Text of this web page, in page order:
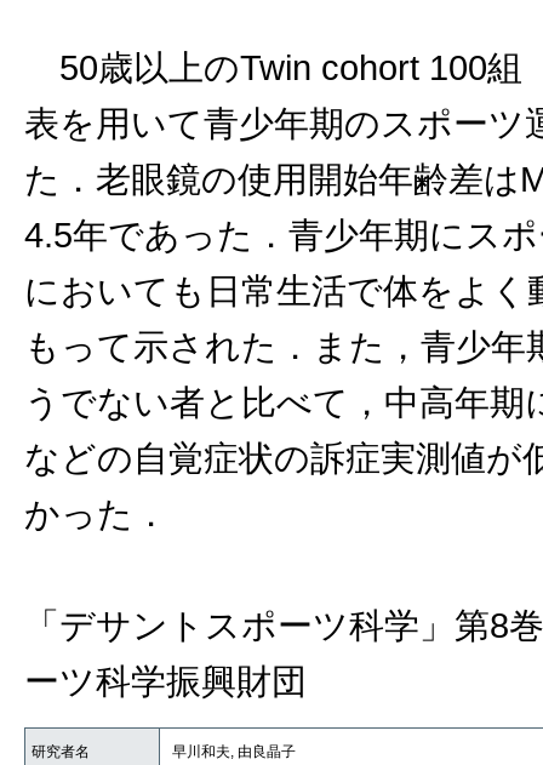
50歳以上のTwin cohort 100組
表を用いて青少年期のスポーツ
た．老眼鏡の使用開始年齢差は
4.5年であった．青少年期にス
においても日常生活で体をよ
もって示された．また，青少
うでない者と比べて，中高年
などの自覚症状の訴症実測値
かった．
「デサントスポーツ科学」第8
ーツ科学振興財団
研究者名 早川和夫, 由良晶子